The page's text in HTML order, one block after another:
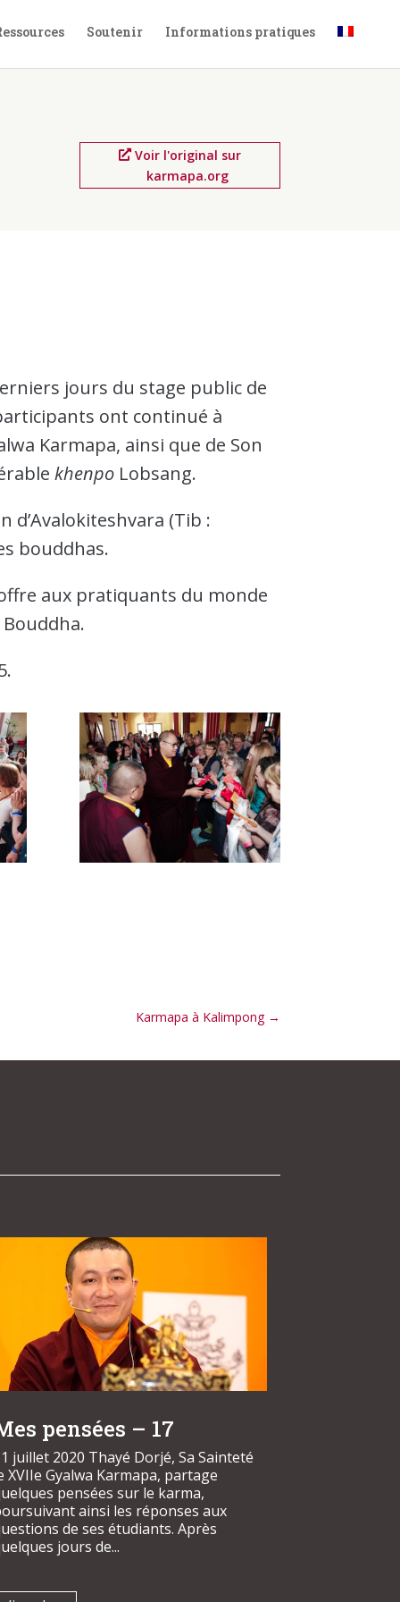
Soutenir Informations pratiques
Voir l'original sur
karmapa.org
jours du stage public de
ont continué à
Karmapa, ainsi que de Son
khenpo Lobsang.
(Tib :
bouddhas.
aux pratiquants du monde
Karmapa à Kalimpong→
pensées – 17
juillet 2020 Thayé Dorjé, Sa Sainteté
XVIIe Gyalwa Karmapa, partage
pensées sur le karma,
ainsi les réponses aux
de ses étudiants. Après
jours de...